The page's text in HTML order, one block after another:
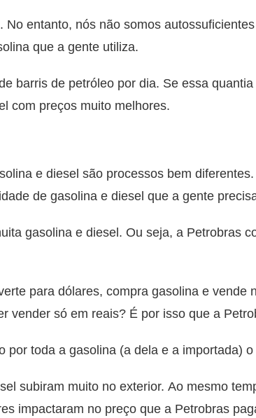
entanto, nós não somos
que a gente utiliza.
barris de petróleo por dia. Se essa
com preços muito melhores.
e diesel são processos bem
de gasolina e diesel que a gente
gasolina e diesel. Ou seja, a Petrobras
para dólares, compra gasolina e vende
vender só em reais? É por isso que a
por toda a gasolina (a dela e a importada)
subiram muito no exterior. Ao mesmo
impactaram no preço que a Petrobras